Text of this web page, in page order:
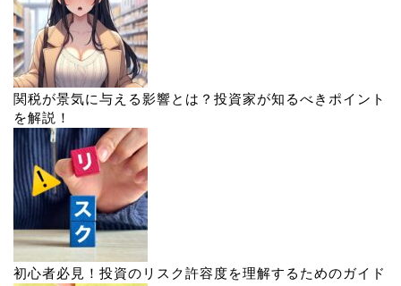
関税が景気に与える影響とは？投資家が知るべきポイント
を解説！
初心者必見！投資のリスク許容度を理解するためのガイド